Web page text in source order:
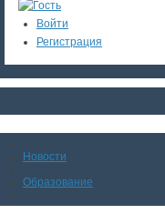
Войти
Регистрация
Новости
Образование